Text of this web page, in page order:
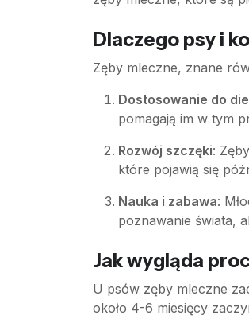
Dlaczego psy i
Zęby mleczne, znane
Dostosowanie do
pomagają im w tym
Rozwój szczęki:
które pojawią się
Nauka i zabawa:
poznawanie świata,
Jak wygląda
U psów zęby mleczne
około 4-6 miesięcy